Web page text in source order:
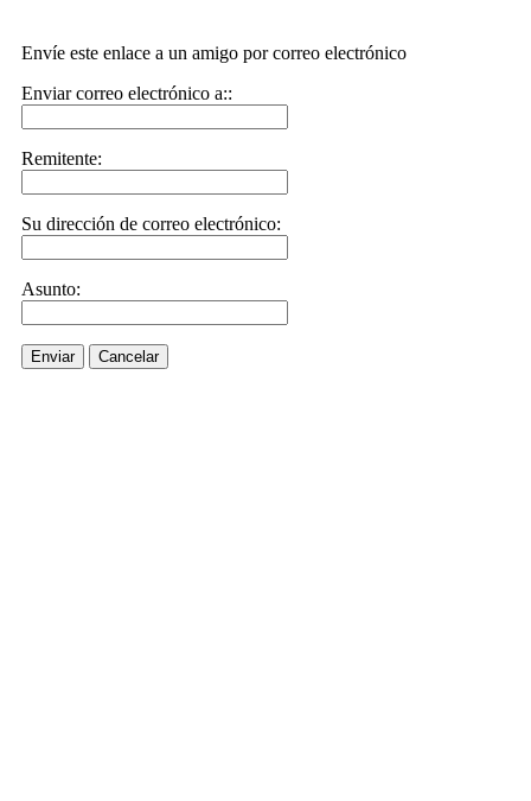
Envíe este enlace a un amigo por correo electrónico
Enviar correo electrónico a::
Remitente:
Su dirección de correo electrónico:
Asunto:
Enviar Cancelar